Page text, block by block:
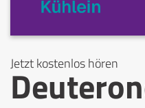
Jetzt kostenlos hören